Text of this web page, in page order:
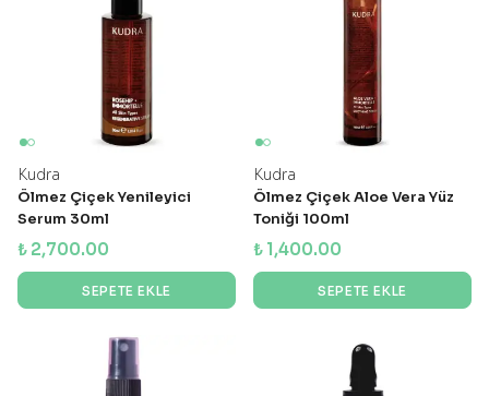
Kudra
Ölmez Çiçek Yenileyici
Serum 30ml
₺ 2,700.00
SEPETE EKLE
Kudra
Ölmez Çiçek Aloe Vera Yüz
Toniği 100ml
₺ 1,400.00
SEPETE EKLE